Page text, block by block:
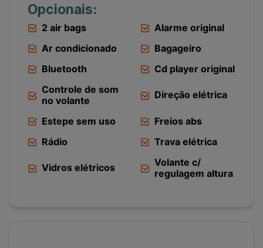
Opcionais:
2 air bags
Alarme original
Ar condicionado
Bagageiro
Bluetooth
Cd player original
Controle de som
no volante
Direção elétrica
Estepe sem uso
Freios abs
Rádio
Trava elétrica
Vidros elétricos
Volante c/
regulagem altura